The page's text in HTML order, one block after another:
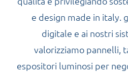
e design made in italy.
digitale e ai nostri
valorizziamo pannelli,
espositori luminosi per